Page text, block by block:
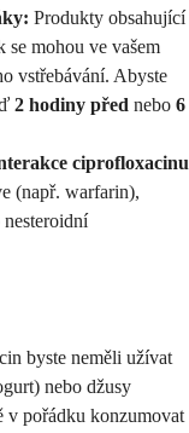
Produkty obsahující
mohou ve vašem
vstřebávání. Abyste
2 hodiny před nebo 6
ciprofloxacinu
(např. warfarin),
byste neměli užívat
nebo džusy
v pořádku konzumovat